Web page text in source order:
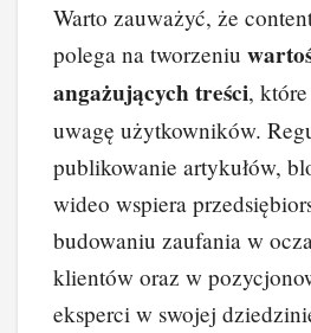
Warto zauważyć, że
polega na tworzeniu
angażujących treści,
uwagę użytkowników.
publikowanie artykułów,
wideo wspiera
budowaniu zaufania w
klientów oraz w
eksperci w swojej